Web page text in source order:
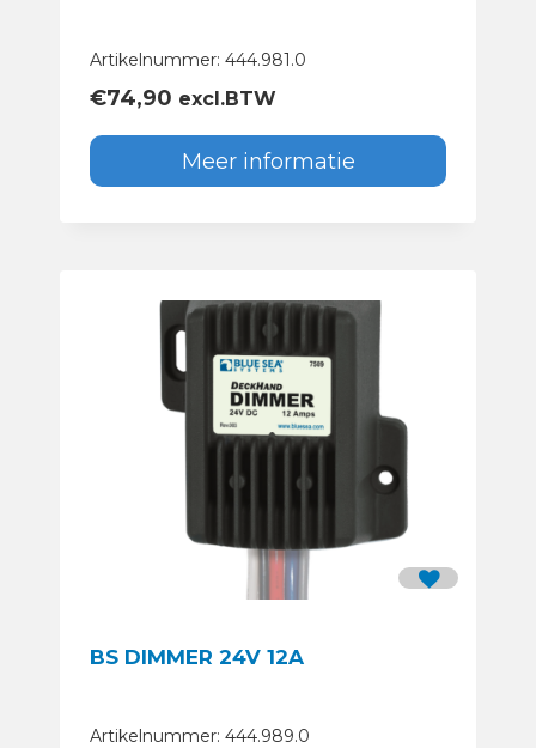
Artikelnummer: 444.981.0
€74,90 excl.BTW
Meer informatie
BS DIMMER 24V 12A
Artikelnummer: 444.989.0